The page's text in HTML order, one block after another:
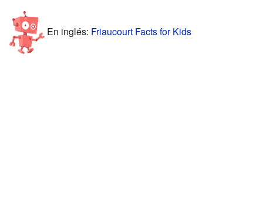
En inglés: Friaucourt Facts for Kids